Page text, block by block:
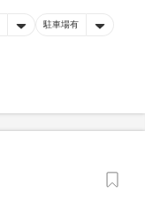
駐車場有